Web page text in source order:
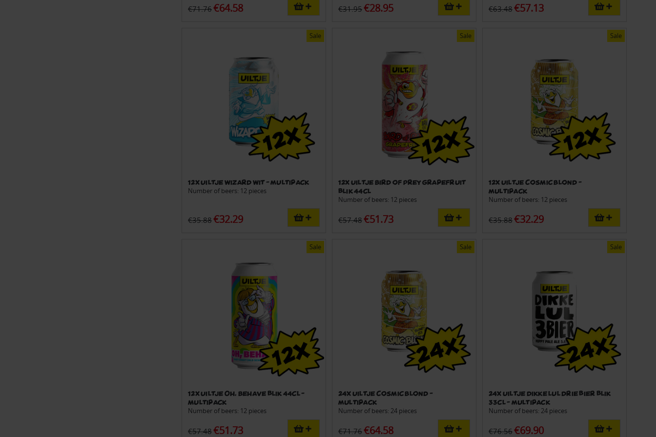
€71.76€64.58 €31.95€28.95 €63.48€57.13
Sale
12x Uiltje Wizard Wit - Multipack
Number of beers: 12 pieces
€35.88€32.29
Sale
12x Uiltje Bird of Prey Grapefruit
blik 44cl
Number of beers: 12 pieces
€57.48€51.73
Sale
12x Uiltje Cosmic Blond -
Multipack
Number of beers: 12 pieces
€35.88€32.29
Sale
12x Uiltje Oh, Behave blik 44cl -
multipack
Number of beers: 12 pieces
€57.48€51.73
Sale
24x Uiltje Cosmic Blond -
Multipack
Number of beers: 24 pieces
€71.76€64.58
Sale
24x Uiltje dikke lul drie bier blik
33cl - Multipack
Number of beers: 24 pieces
€76.56€69.90